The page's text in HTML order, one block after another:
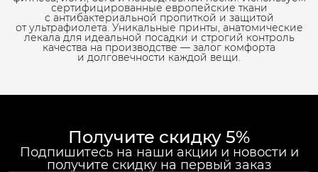
сертифицированные европейские ткани
с антибактериальной пропиткой и защитой
от ультрафиолета. Уникальные принты, анатомические
лекала для идеальной посадки и строгий контроль
качества на производстве — залог комфорта
и долговечности каждой вещи.
Получите скидку 5%
Подпишитесь на наши акции и новости и
получите скидку на первый заказ